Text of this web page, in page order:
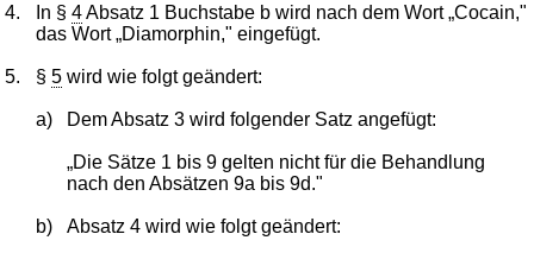
4. In §4Absatz 1 Buchstabe b wird nach dem Wort „Cocain,"
das Wort „Diamorphin," eingefügt.
5. §5 wird wie folgt geändert:
a) Dem Absatz 3 wird folgender Satz angefügt:
„Die Sätze 1 bis 9 gelten nicht für die Behandlung
nach den Absätzen 9a bis 9d."
b) Absatz 4 wird wie folgt geändert: